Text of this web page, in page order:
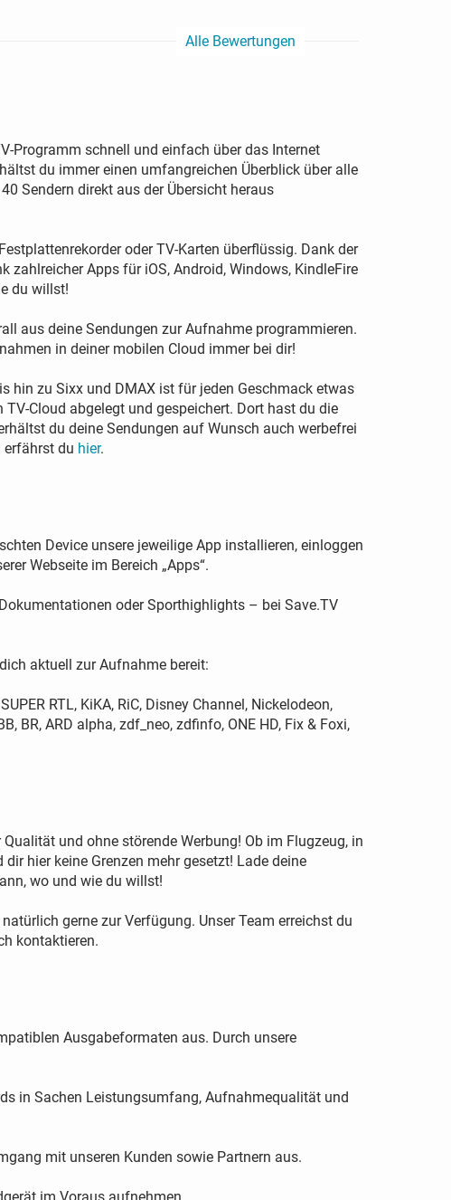
Alle Bewertungen
Programm schnell und einfach über das Internet
du immer einen umfangreichen Überblick über alle
Sendern direkt aus der Übersicht heraus
oder TV-Karten überflüssig. Dank der
Apps für iOS, Android, Windows, KindleFire
du willst!
aus deine Sendungen zur Aufnahme programmieren.
in deiner mobilen Cloud immer bei dir!
hin zu Sixx und DMAX ist für jeden Geschmack etwas
Cloud abgelegt und gespeichert. Dort hast du die
du deine Sendungen auf Wunsch auch werbefrei
erfährst du hier.
Device unsere jeweilige App installieren, einloggen
Webseite im Bereich „Apps“.
oder Sporthighlights – bei Save.TV
aktuell zur Aufnahme bereit:
RTL, KiKA, RiC, Disney Channel, Nickelodeon,
BR, ARD alpha, zdf_neo, zdfinfo, ONE HD, Fix & Foxi,
und ohne störende Werbung! Ob im Flugzeug, in
hier keine Grenzen mehr gesetzt! Lade deine
wo und wie du willst!
gerne zur Verfügung. Unser Team erreichst du
kontaktieren.
Ausgabeformaten aus. Durch unsere
in Sachen Leistungsumfang, Aufnahmequalität und
mit unseren Kunden sowie Partnern aus.